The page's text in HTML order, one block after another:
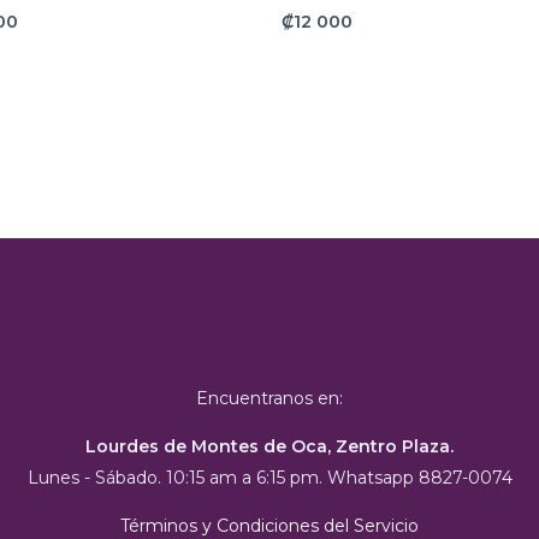
₡12 000
Encuentranos en:
Lourdes de Montes de Oca, Zentro Plaza.
Lunes - Sábado. 10:15 am a 6:15 pm. Whatsapp 8827-0074
Términos y Condiciones del Servicio